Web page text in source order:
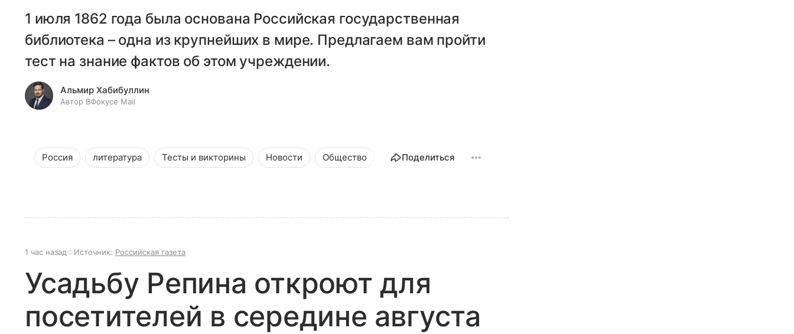
1 июля 1862 года была основана Российская государственная
библиотека – одна из крупнейших в мире. Предлагаем вам пройти
тест на знание фактов об этом учреждении.
Альмир Хабибуллин
Автор ВФокусе Mail
Россия литература Тесты и викторины Новости Общество Поделиться
1 час назад Источник: Российская газета
Усадьбу Репина откроют для
посетителей в середине августа